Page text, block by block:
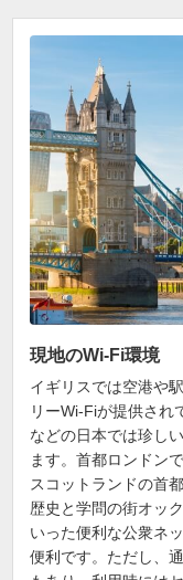
現地のWi-Fi環境
イギリスでは空港や
リーWi-Fiが提供され
などの日本では珍し
ます。首都ロンドン
スコットランドの首
歴史と学問の街オッ
いった便利な公衆ネ
便利です。ただし、